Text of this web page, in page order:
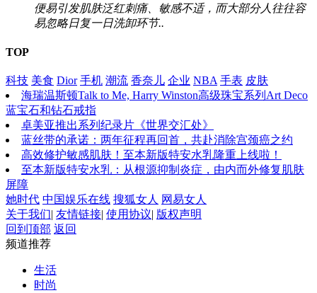
便易引发肌肤泛红刺痛、敏感不适，而大部分人往往容
易忽略日复一日洗卸环节..
TOP
科技 美食 Dior 手机 潮流 香奈儿 企业 NBA 手表 皮肤
海瑞温斯顿Talk to Me, Harry Winston高级珠宝系列Art Deco
蓝宝石和钻石戒指
卓美亚推出系列纪录片《世界交汇处》
蓝丝带的承诺：两年征程再回首，共赴消除宫颈癌之约
高效修护敏感肌肤！至本新版特安水乳隆重上线啦！
至本新版特安水乳：从根源抑制炎症，由内而外修复肌肤
屏障
她时代 中国娱乐在线 搜狐女人 网易女人
关于我们| 友情链接| 使用协议| 版权声明
回到顶部 返回
频道推荐
生活
时尚